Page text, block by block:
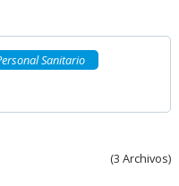
Sanitario
(3 Archivos)